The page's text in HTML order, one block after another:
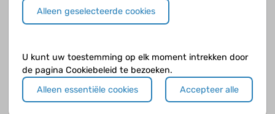
Waar kun je je laten testen op diabetes?
Waarom is roken zo slecht?
Wanneer heb je diabetes type 2?
Alleen geselecteerde cookies
U kunt uw toestemming op elk moment intrekken door
de pagina Cookiebeleid te bezoeken.
Alleen essentiële cookies
Accepteer alle